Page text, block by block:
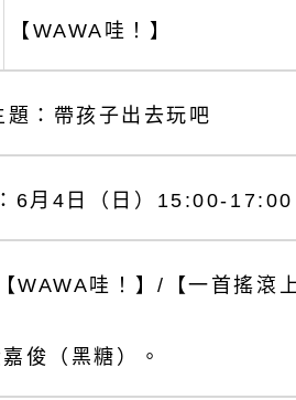
【WAWA哇！】
題：帶孩子出去玩吧
6月4日（日）15:00-
WAWA哇！】/【一首搖滾
俊（黑糖）。